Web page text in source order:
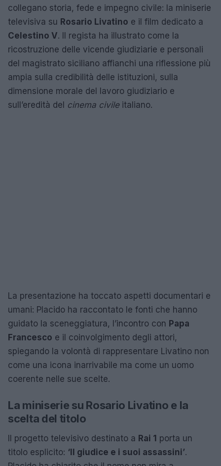
collegano storia, fede e impegno civile: la miniserie
televisiva su Rosario Livatino e il film dedicato a
Celestino V. Il regista ha illustrato come la
ricostruzione delle vicende giudiziarie e personali
del magistrato siciliano affianchi una riflessione più
ampia sulla credibilità delle istituzioni, sulla
dimensione morale del lavoro giudiziario e
sull’eredità del cinema civileitaliano.
La presentazione ha toccato aspetti documentari e
umani: Placido ha raccontato le fonti che hanno
guidato la sceneggiatura, l’incontro con Papa
Francesco e il coinvolgimento degli attori,
spiegando la volontà di rappresentare Livatino non
come una icona inarrivabile ma come un uomo
coerente nelle sue scelte.
La miniserie su Rosario Livatino e la
scelta del titolo
Il progetto televisivo destinato a Rai 1 porta un
titolo esplicito: ‘Il giudice e i suoi assassini’.